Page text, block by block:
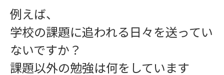
インフォメーション
例えば、
学校の課題に追われる日々を送ってい
ないですか？
課題以外の勉強は何をしています